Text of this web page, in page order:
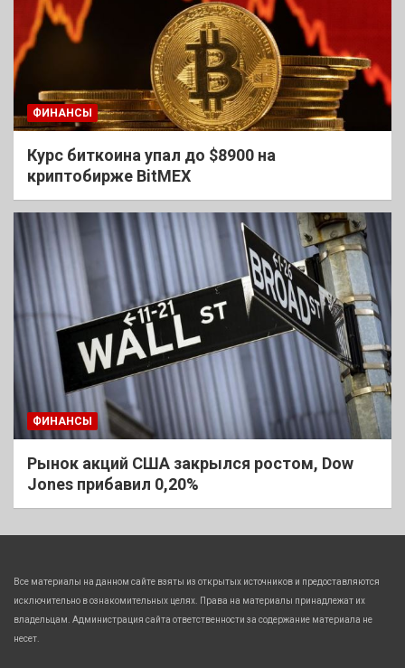
ФИНАНСЫ
Курс биткоина упал до $8900 на
криптобирже BitMEX
ФИНАНСЫ
Рынок акций США закрылся ростом, Dow
Jones прибавил 0,20%
Все материалы на данном сайте взяты из открытых источников и предоставляются
исключительно в ознакомительных целях. Права на материалы принадлежат их
владельцам. Администрация сайта ответственности за содержание материала не
несет.